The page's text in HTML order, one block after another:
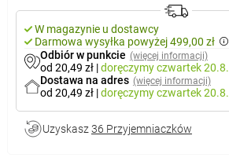
W magazynie u dostawcy
Darmowa wysyłka powyżej 499,00 zł
Odbiór w punkcie (więcej informacji)
od 20,49 zł |doręczymyczwartek 20.8.
Dostawa na adres (więcej informacji)
od 20,49 zł |doręczymyczwartek 20.8.
Uzyskasz 36 Przyjemniaczków